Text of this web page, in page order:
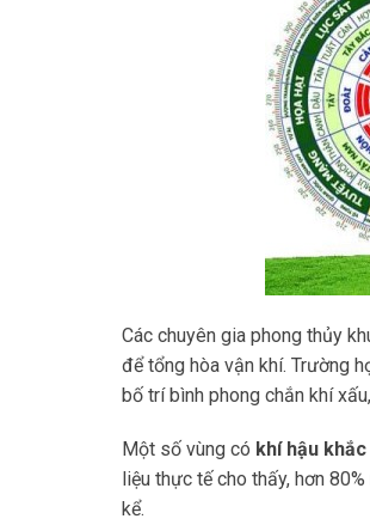
Các chuyên gia phong thủy
để tổng hòa vận khí. Trường
bố trí bình phong chắn khí
Một số vùng có khí hậu
liệu thực tế cho thấy, hơn
kể.